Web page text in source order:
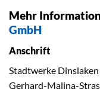
Mehr
GmbH
Anschrift
Stadtwerke
Gerhard-Malina-